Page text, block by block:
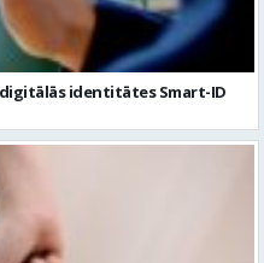
digitālās identitātes Smart-ID